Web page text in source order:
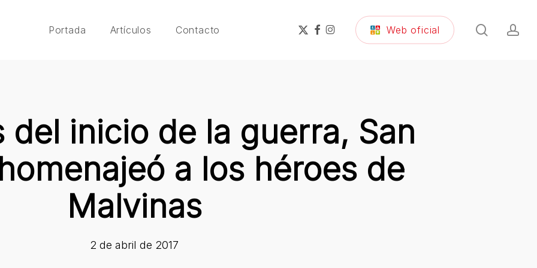
Portada Artículos Contacto
x-
twitter
facebook
instagram Web oficial search
del inicio de la guerra, San
a los héroes de
Malvinas
2 de abril de 2017